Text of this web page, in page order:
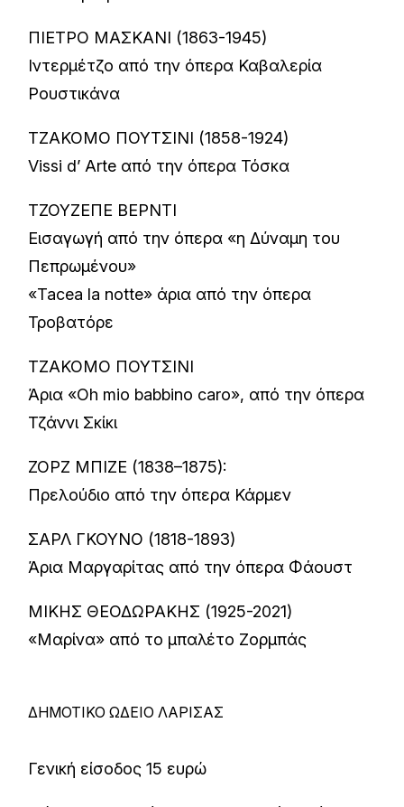
ΠΙΕΤΡΟ ΜΑΣΚΑΝΙ (1863-1945)
Ιντερμέτζο από την όπερα Καβαλερία
Ρουστικάνα
ΤΖΑΚΟΜΟ ΠΟΥΤΣΙΝΙ (1858-1924)
Vissi d’ Arte από την όπερα Τόσκα
ΤΖΟΥΖΕΠΕ ΒΕΡΝΤΙ
Εισαγωγή από την όπερα «η Δύναμη του
Πεπρωμένου»
«Tacea la notte» άρια από την όπερα
Τροβατόρε
ΤΖΑΚΟΜΟ ΠΟΥΤΣΙΝΙ
Άρια «Oh mio babbino caro», από την όπερα
Τζάννι Σκίκι
ΖΟΡΖ ΜΠΙΖΕ (1838–1875):
Πρελούδιο από την όπερα Κάρμεν
ΣΑΡΛ ΓΚΟΥΝΟ (1818-1893)
Άρια Μαργαρίτας από την όπερα Φάουστ
ΜΙΚΗΣ ΘΕΟΔΩΡΑΚΗΣ (1925-2021)
«Μαρίνα» από το μπαλέτο Ζορμπάς
ΔΗΜΟΤΙΚΟ ΩΔΕΙΟ ΛΑΡΙΣΑΣ
Γενική είσοδος 15 ευρώ